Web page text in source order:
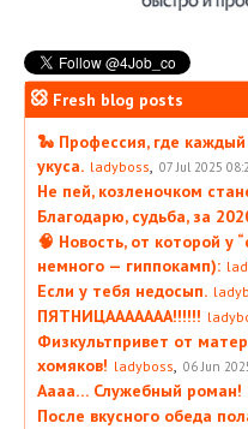
Fresh blog posts
🐍 Профессия, где
укуса. ladyboss 07 Jul 2025
Не пей, козленочком
Благодарю, судьба, за
🧠 Новость, от которой у
немного — гиппокамп):
Если у тебя недосып.
ПЯТНИЦААААААА!!!!!!
Физкультпривет от
хомяков! ladyboss 06 Jun
Аааа… Служебный роман!
После вкусного обеда